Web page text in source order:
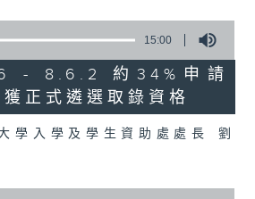
15:00
- 8.6.2 約34%申請
正式遴選取錄資格
學入學及學生資助處處長 劉